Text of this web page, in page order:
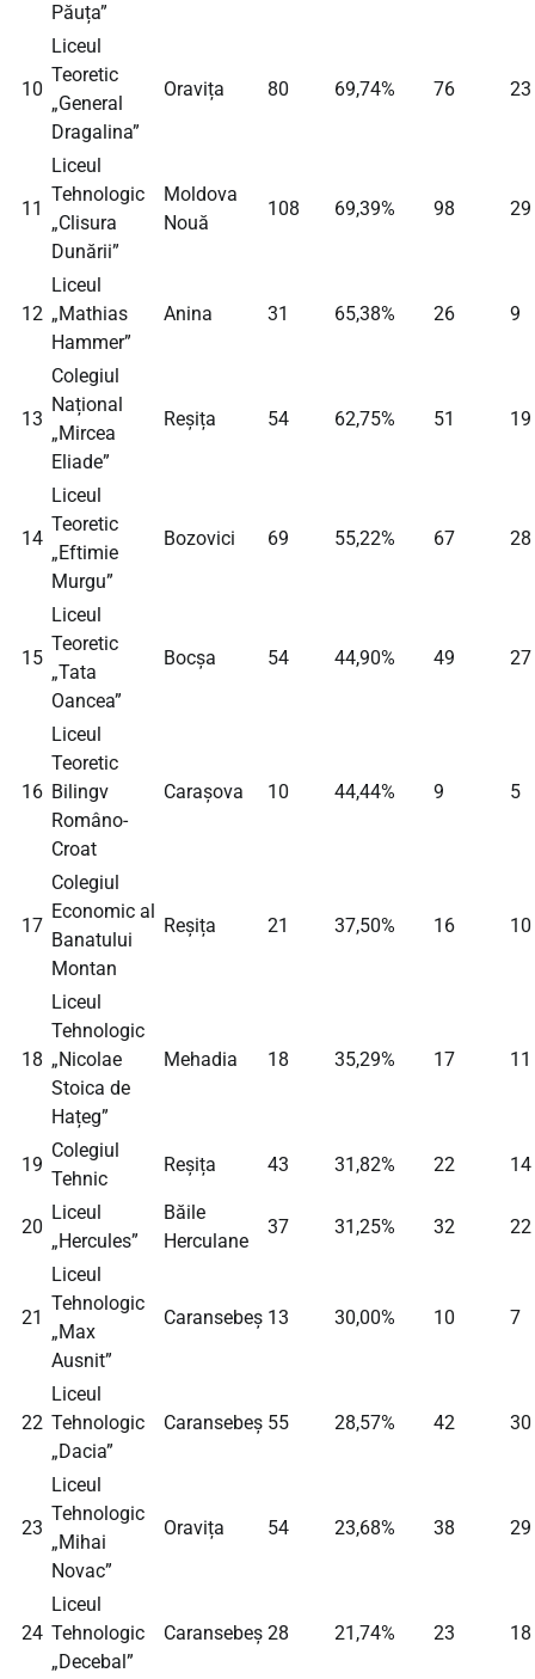
Păuța”
10
Liceul
Teoretic
„General
Dragalina”
Oravița 80 69,74% 76 23
11
Liceul
Tehnologic
„Clisura
Dunării”
Moldova
Nouă
108 69,39% 98 29
12
Liceul
„Mathias
Hammer”
Anina 31 65,38% 26 9
13
Colegiul
Național
„Mircea
Eliade”
Reșița 54 62,75% 51 19
14
Liceul
Teoretic
„Eftimie
Murgu”
Bozovici 69 55,22% 67 28
15
Liceul
Teoretic
„Tata
Oancea”
Bocșa 54 44,90% 49 27
16
Liceul
Teoretic
Bilingv
Româno-
Croat
Caraşova 10 44,44% 9 5
17
Colegiul
Economic al
Banatului
Montan
Reșița 21 37,50% 16 10
18
Liceul
Tehnologic
„Nicolae
Stoica de
Hațeg”
Mehadia 18 35,29% 17 11
19
Colegiul
Tehnic
Reșița 43 31,82% 22 14
20
Liceul
„Hercules”
Băile
Herculane
37 31,25% 32 22
21
Liceul
Tehnologic
„Max
Ausnit”
Caransebeș 13 30,00% 10 7
22
Liceul
Tehnologic
„Dacia”
Caransebeș 55 28,57% 42 30
23
Liceul
Tehnologic
„Mihai
Novac”
Oravița 54 23,68% 38 29
24
Liceul
Tehnologic
„Decebal”
Caransebeș 28 21,74% 23 18